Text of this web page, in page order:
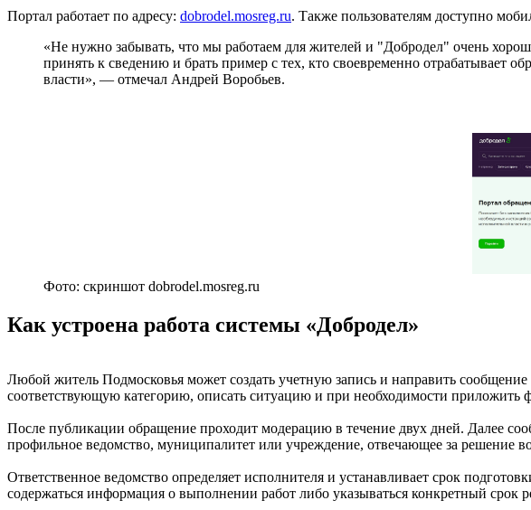
Портал работает по адресу: dobrodel.mosreg.ru. Также пользователям доступно
«Не нужно забывать, что мы работаем для жителей и "Добродел" очень
принять к сведению и брать пример с тех, кто своевременно отрабатывает
власти», — отмечал Андрей Воробьев.
Фото: скриншот dobrodel.mosreg.ru
Как устроена работа системы «Добродел»
Любой житель Подмосковья может создать учетную запись и направить сообщение
соответствующую категорию, описать ситуацию и при необходимости приложить
После публикации обращение проходит модерацию в течение двух дней. Далее
профильное ведомство, муниципалитет или учреждение, отвечающее за решение
Ответственное ведомство определяет исполнителя и устанавливает срок
содержаться информация о выполнении работ либо указываться конкретный срок